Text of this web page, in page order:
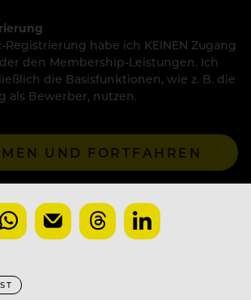
Registrierung habe ich KEINEN Zugang
den Membership-Leistungen. Ich
die Basisfunktionen, wie z. B. die
als Bewerber, nutzen.
UND FORTFAHREN